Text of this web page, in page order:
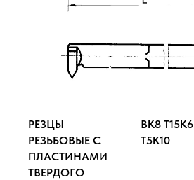
РЕЗЦЫ
РЕЗЬБОВЫЕ С
ПЛАСТИНАМИ
ТВЕРДОГО
ВК8 Т15К6
Т5К10